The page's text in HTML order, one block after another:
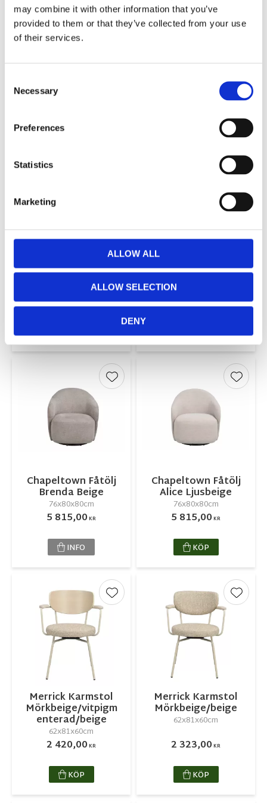
may combine it with other information that you’ve
provided to them or that they’ve collected from your use
of their services.
Selection
Necessary
Preferences
Statistics
Marketing
ALLOW ALL
ALLOW SELECTION
DENY
Patterson Stol
2 905,00 KR
Barnaby Karmstol
Mörkbeige/Brun
59x79x57cm
2 905,00KR
INFO
Jenkins Fåtölj med
pall Lisa Beige
73x85x100cm
6 785,00KR
Lägg
KÖP
Chapeltown Fåtölj
Brenda Beige
76x80x80cm
5 815,00KR
Lägg till i favoriter
INFO
Chapeltown Fåtölj
Alice Ljusbeige
76x80x80cm
5 815,00KR
Lägg
KÖP
Merrick Karmstol
Mörkbeige/vitpigm
enterad/beige
62x81x60cm
2 420,00KR
Lägg till i favoriter
KÖP
Merrick Karmstol
Mörkbeige/beige
62x81x60cm
2 323,00KR
Lägg
KÖP